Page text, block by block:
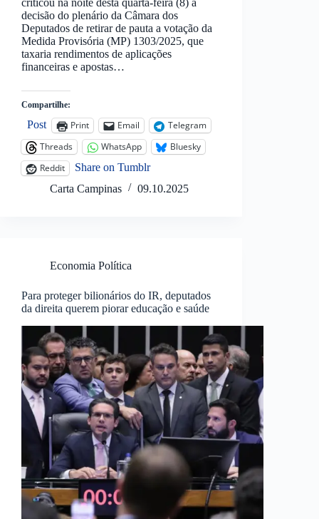
decisão do plenário da Câmara dos
Deputados de retirar de pauta a votação da
Medida Provisória (MP) 1303/2025, que
taxaria rendimentos de aplicações
financeiras e apostas…
Compartilhe:
Post Print Email
Telegram
Threads
WhatsApp
Bluesky
Reddit
Share on Tumblr
Carta Campinas
09.10.2025
Economia Política
Para proteger bilionários do IR, deputados
da direita querem piorar educação e saúde